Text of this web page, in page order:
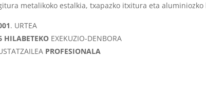
metalikoko estalkia, txapazko itxitura eta aluminiozko
. URTEA
HILABETEKOEXEKUZIO-DENBORA
PROFESIONALA